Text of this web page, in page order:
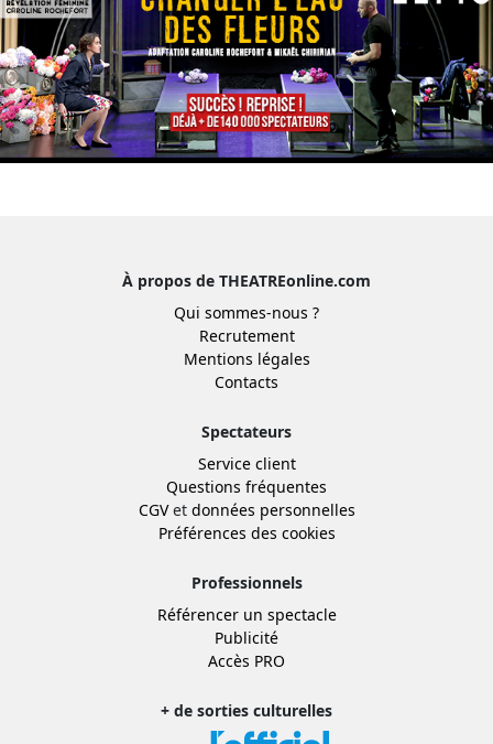
À propos de THEATREonline.com
Qui sommes-nous ?
Recrutement
Mentions légales
Contacts
Spectateurs
Service client
Questions fréquentes
CGVet données personnelles
Préférences des cookies
Professionnels
Référencer un spectacle
Publicité
Accès PRO
+ de sorties culturelles